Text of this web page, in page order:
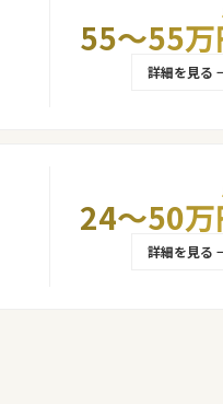
55〜55万
詳細を見る
24〜50万
詳細を見る